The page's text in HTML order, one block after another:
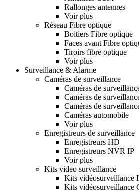
Rallonges antennes
Voir plus
Réseau Fibre optique
Boitiers Fibre optique
Faces avant Fibre
Tiroirs fibre optique
Voir plus
Surveillance & Alarme
Caméras de surveillance
Caméras de
Caméras de
Caméras de
Caméras automobile
Voir plus
Enregistreurs de surveillance
Enregistreurs HD
Enregistreurs NVR IP
Voir plus
Kits video surveillance
Kits vidéosurveillance
Kits vidéosurveillance